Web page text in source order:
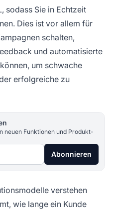
sodass Sie in Echtzeit
Dies ist vor allem für
schalten,
und automatisierte
um schwache
erfolgreiche zu
neuen Funktionen und Produkt-
Abonnieren
verstehen
wie lange ein Kunde